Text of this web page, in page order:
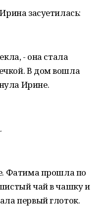
засуетилась:
- она стала
В дом вошла
Ирине.
Фатима прошла по
чай в чашку и
первый глоток.